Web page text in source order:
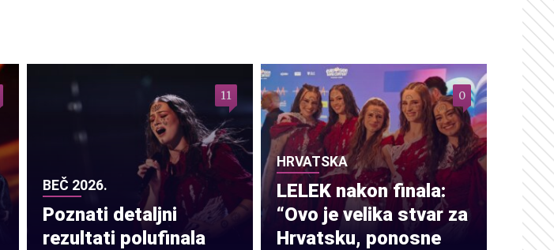
BEČ 2026.
Poznati detaljni
rezultati polufinala
11
HRVATSKA
LELEK nakon finala:
“Ovo je velika stvar za
Hrvatsku, ponosne
0